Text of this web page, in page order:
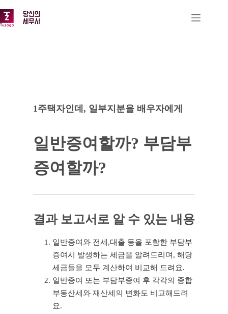
문
으
1주택자인데, 일부지분을 배우자에게
일반증여할까? 부담부
증여할까?
결과 보고서로 알 수 있는 내용
일반증여와 전세,대출 등을 포함한 부담부
증여시 발생하는 세금을 알려드리며, 해당
세금들을 모두 계산하여 비교해 드려요.
일반증여 또는 부담부증여 후 각각의 종합
부동산세와 재산세의 변화도 비교해드려
요.